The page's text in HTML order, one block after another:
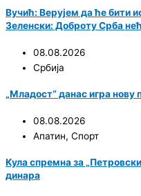
Вучић: Верујем да ће бити
Зеленски: Доброту Срба
08.08.2026
Србија
„Младост“ данас игра
08.08.2026
Апатин, Спорт
Кула спремна за
динара